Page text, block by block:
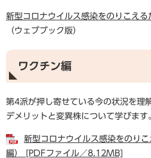
新型コロナウイルス感染をのりこえる
（ウェブブック版）
ワクチン編
第4派が押し寄せている今の状況を理
デメリットと変異株について学びます
新型コロナウイルス感染をのり
編） [PDFファイル／8.12MB]